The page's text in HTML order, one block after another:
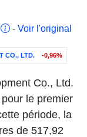
- Voir l'original
CO., LTD. -0,96%
Co., Ltd.
le premier
période, la
de 517,92